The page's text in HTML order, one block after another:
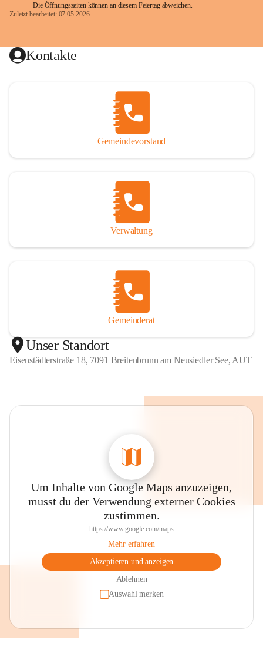
Die Öffnungszeiten können an diesem Feiertag abweichen.
Zuletzt bearbeitet: 07.05.2026
Kontakte
Gemeindevorstand
Verwaltung
Gemeinderat
Unser Standort
Eisenstädterstraße 18, 7091 Breitenbrunn am Neusiedler See, AUT
Um Inhalte von Google Maps anzuzeigen,
musst du der Verwendung externer Cookies
zustimmen.
https://www.google.com/maps
Mehr erfahren
Akzeptieren und anzeigen
Ablehnen
Auswahl merken